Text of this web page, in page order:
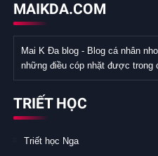
MAIKDA.COM
Mai K Đa blog - Blog cá nhân
những điều cóp nhặt được trong
TRIẾT HỌC
Triết học Nga